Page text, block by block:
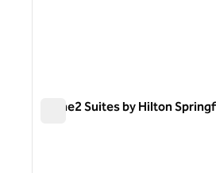
Home2 Suites by Hilton